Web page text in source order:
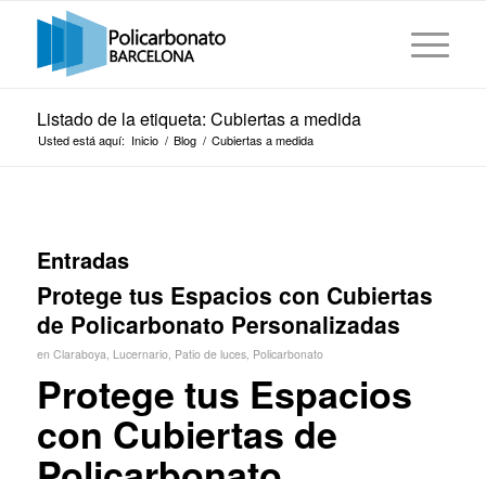
Listado de la etiqueta: Cubiertas a medida
Usted está aquí: Inicio / Blog / Cubiertas a medida
Entradas
Protege tus Espacios con Cubiertas
de Policarbonato Personalizadas
en Claraboya, Lucernario, Patio de luces, Policarbonato
Protege tus Espacios
con Cubiertas de